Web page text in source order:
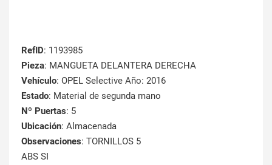
RefID: 1193985
Pieza: MANGUETA DELANTERA DERECHA
Vehículo: OPEL Selective Año: 2016
Estado: Material de segunda mano
Nº Puertas: 5
Ubicación: Almacenada
Observaciones: TORNILLOS 5
ABS SI